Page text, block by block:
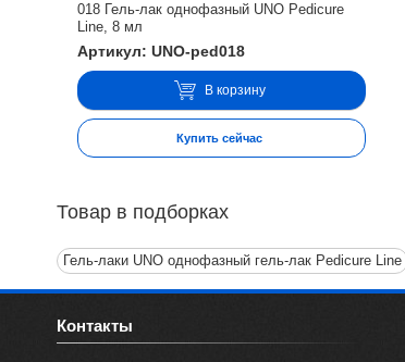
018 Гель-лак однофазный UNO Pedicure
Line, 8 мл
Артикул: UNO-ped018
В корзину
Купить сейчас
Товар в подборках
Гель-лаки UNO однофазный гель-лак Pedicure Line
Контакты